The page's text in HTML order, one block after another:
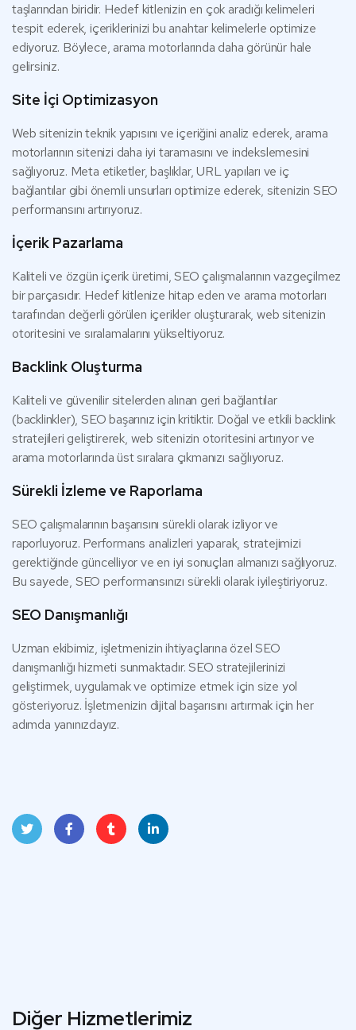
taşlarından biridir. Hedef kitlenizin en çok aradığı kelimeleri
tespit ederek, içeriklerinizi bu anahtar kelimelerle optimize
ediyoruz. Böylece, arama motorlarında daha görünür hale
gelirsiniz.
Site İçi Optimizasyon
Web sitenizin teknik yapısını ve içeriğini analiz ederek, arama
motorlarının sitenizi daha iyi taramasını ve indekslemesini
sağlıyoruz. Meta etiketler, başlıklar, URL yapıları ve iç
bağlantılar gibi önemli unsurları optimize ederek, sitenizin SEO
performansını artırıyoruz.
İçerik Pazarlama
Kaliteli ve özgün içerik üretimi, SEO çalışmalarının vazgeçilmez
bir parçasıdır. Hedef kitlenize hitap eden ve arama motorları
tarafından değerli görülen içerikler oluşturarak, web sitenizin
otoritesini ve sıralamalarını yükseltiyoruz.
Backlink Oluşturma
Kaliteli ve güvenilir sitelerden alınan geri bağlantılar
(backlinkler), SEO başarınız için kritiktir. Doğal ve etkili backlink
stratejileri geliştirerek, web sitenizin otoritesini artırıyor ve
arama motorlarında üst sıralara çıkmanızı sağlıyoruz.
Sürekli İzleme ve Raporlama
SEO çalışmalarının başarısını sürekli olarak izliyor ve
raporluyoruz. Performans analizleri yaparak, stratejimizi
gerektiğinde güncelliyor ve en iyi sonuçları almanızı sağlıyoruz.
Bu sayede, SEO performansınızı sürekli olarak iyileştiriyoruz.
SEO Danışmanlığı
Uzman ekibimiz, işletmenizin ihtiyaçlarına özel SEO
danışmanlığı hizmeti sunmaktadır. SEO stratejilerinizi
geliştirmek, uygulamak ve optimize etmek için size yol
gösteriyoruz. İşletmenizin dijital başarısını artırmak için her
adımda yanınızdayız.
Diğer Hizmetlerimiz